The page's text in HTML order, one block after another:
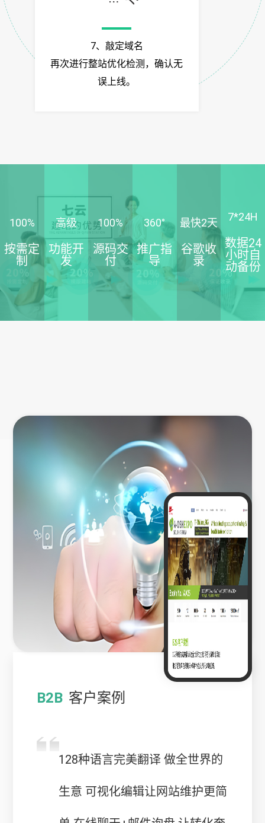
7、敲定域名
再次进行整站优化检测，确认无
误上线。
100%
按需定
制
高级
功能开
发
100%
源码交
付
360°
推广指
导
最快2天
谷歌收
录
7*24H
数据24
小时自
动备份
B2B 客户案例
128种语言完美翻译 做全世界的
生意 可视化编辑让网站维护更简